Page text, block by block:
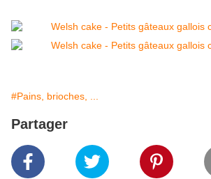
#Pains, brioches, ...
Partager